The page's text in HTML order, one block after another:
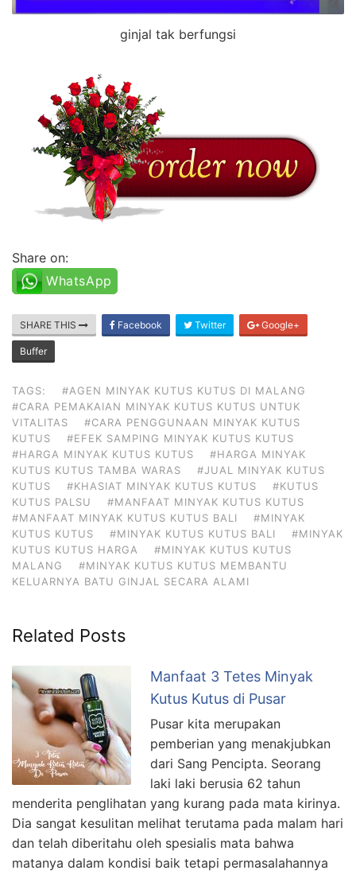
ginjal tak berfungsi
Share on:
WhatsApp
SHARE THIS Facebook Twitter Google+
Buffer
TAGS:
#AGEN MINYAK KUTUS KUTUS DI MALANG
#CARA PEMAKAIAN MINYAK KUTUS KUTUS UNTUK
VITALITAS
#CARA PENGGUNAAN MINYAK KUTUS
KUTUS
#EFEK SAMPING MINYAK KUTUS KUTUS
#HARGA MINYAK KUTUS KUTUS
#HARGA MINYAK
KUTUS KUTUS TAMBA WARAS
#JUAL MINYAK KUTUS
KUTUS
#KHASIAT MINYAK KUTUS KUTUS
#KUTUS
KUTUS PALSU
#MANFAAT MINYAK KUTUS KUTUS
#MANFAAT MINYAK KUTUS KUTUS BALI
#MINYAK
KUTUS KUTUS
#MINYAK KUTUS KUTUS BALI
#MINYAK
KUTUS KUTUS HARGA
#MINYAK KUTUS KUTUS
MALANG
#MINYAK KUTUS KUTUS MEMBANTU
KELUARNYA BATU GINJAL SECARA ALAMI
Related Posts
Manfaat 3 Tetes Minyak
Kutus Kutus di Pusar
Pusar kita merupakan
pemberian yang menakjubkan
dari Sang Pencipta. Seorang
laki laki berusia 62 tahun
menderita penglihatan yang kurang pada mata kirinya.
Dia sangat kesulitan melihat terutama pada malam hari
dan telah diberitahu oleh spesialis mata bahwa
matanya dalam kondisi baik tetapi permasalahannya